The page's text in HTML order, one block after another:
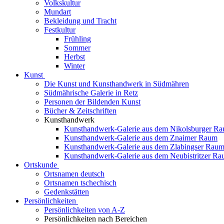
Volkskultur
Mundart
Bekleidung und Tracht
Festkultur
Frühling
Sommer
Herbst
Winter
Kunst
Die Kunst und Kunsthandwerk in Südmähren
Südmährische Galerie in Retz
Personen der Bildenden Kunst
Bücher & Zeitschriften
Kunsthandwerk
Kunsthandwerk-Galerie aus dem Nikolsburger
Kunsthandwerk-Galerie aus dem Znaimer Raum
Kunsthandwerk-Galerie aus dem Zlabingser Raum
Kunsthandwerk-Galerie aus dem Neubistritzer
Ortskunde
Ortsnamen deutsch
Ortsnamen tschechisch
Gedenkstätten
Persönlichkeiten
Persönlichkeiten von A-Z
Persönlichkeiten nach Bereichen